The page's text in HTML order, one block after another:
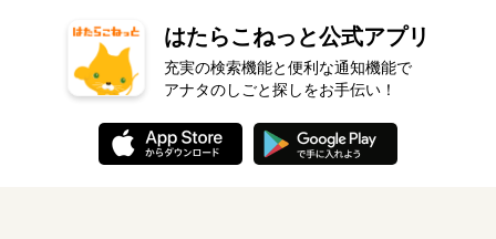
はたらこねっと公式アプリ
充実の検索機能と便利な通知機能で
アナタのしごと探しをお手伝い！